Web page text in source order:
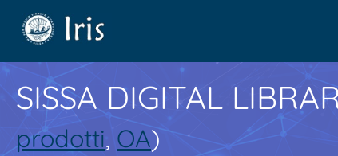
SISSA DIGITAL
prodotti, OA)